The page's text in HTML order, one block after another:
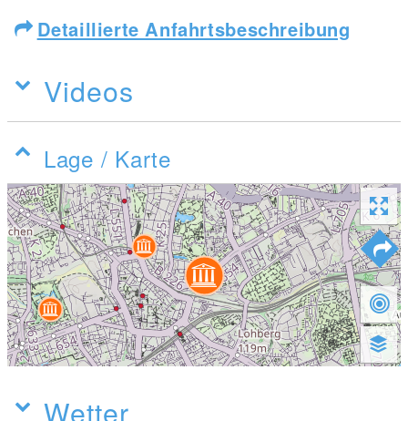
Detaillierte Anfahrtsbeschreibung
Videos
Lage / Karte
Wetter